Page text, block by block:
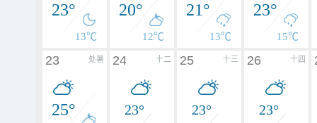
23°
13℃
20°
12℃
21°
13℃
23°
15℃
处暑
23
25°
十二
24
23°
十三
25
23°
十四
26
23°